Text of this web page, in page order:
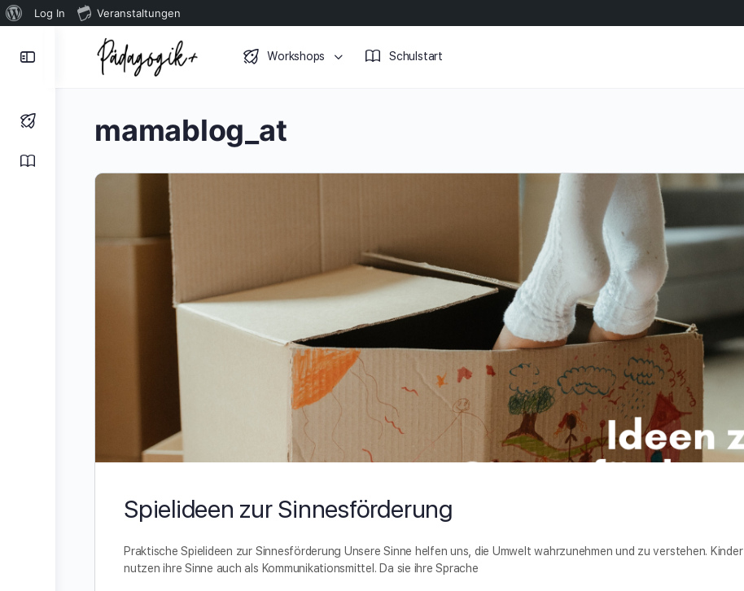
Über
Log In Veranstaltungen
Workshops Schulstart
mamablog_at
Spielideen zur Sinnesförderung
Praktische Spielideen zur Sinnesförderung Unsere Sinne helfen uns, die Umwelt wahrzunehmen und zu verstehen. Kinder
nutzen ihre Sinne auch als Kommunikationsmittel. Da sie ihre Sprache